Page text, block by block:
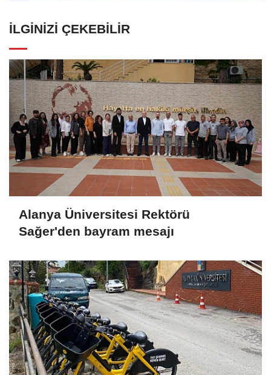
İLGINIZI ÇEKEBILIR
Alanya Üniversitesi Rektörü
Sağer'den bayram mesajı